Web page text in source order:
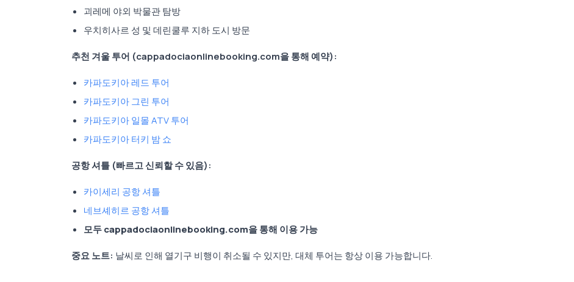
괴레메 야외 박물관 탐방
우치히사르 성 및 데린쿨루 지하 도시 방문
추천 겨울 투어 (cappadociaonlinebooking.com을 통해 예약):
카파도키아 레드 투어
카파도키아 그린 투어
카파도키아 일몰 ATV 투어
카파도키아 터키 밤 쇼
공항 셔틀 (빠르고 신뢰할 수 있음):
카이세리 공항 셔틀
네브셰히르 공항 셔틀
모두cappadociaonlinebooking.com을 통해 이용 가능
중요 노트: 날씨로 인해 열기구 비행이 취소될 수 있지만, 대체 투어는 항상 이용 가능합니다.